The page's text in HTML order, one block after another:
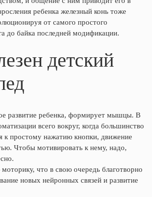
ребенка железный конь тоже
от самого простого
до байка последней модификации.
детский
развитие ребенка, формирует мышцы. В
всего вокруг, когда большинство
к простому нажатию кнопки, движение
Чтобы мотивировать к нему, надо,
что в свою очередь благотворно
новых нейронных связей и развитие